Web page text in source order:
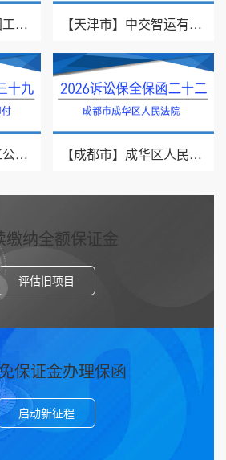
【上海市】上海河图工程股份有限公司/投标保函/2026银行投标保函十一 【天津市】中交智运有限公司/货物运输/2026年银行履约保函四十
【成都市】四川蜀工公路工程试验检测有限公司/2026年银行履约保函三十九 【成都市】成华区人民法院/借款纠纷/2026诉讼保全保函二十二
缴纳全额保证金
评估旧项目
保证金办理保函
启动新征程